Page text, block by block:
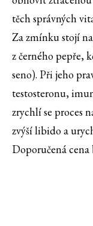
těch správných
Za zmínku stojí
z černého pepře,
seno). Při jeho
testosteronu,
zrychlí se proces
zvýší libido a
Doporučená cena